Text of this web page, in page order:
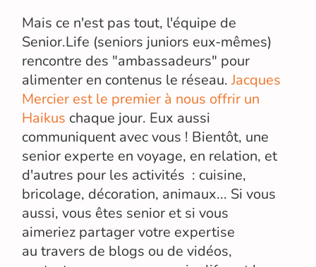
Mais ce n'est pas tout, l'équipe de
Senior.Life (seniors juniors eux-mêmes)
rencontre des "ambassadeurs" pour
alimenter en contenus le réseau.Jacques
Mercier est le premier à nous offrir un
Haikus chaque jour. Eux aussi
communiquent avec vous ! Bientôt, une
senior experte en voyage, en relation, et
d'autres pour les activités : cuisine,
bricolage, décoration, animaux... Si vous
aussi, vous êtes senior et si vous
aimeriez partager votre expertise
au travers de blogs ou de vidéos,